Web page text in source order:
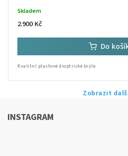
Skladem
2.900 Kč
Do
Zobrazit
INSTAGRAM